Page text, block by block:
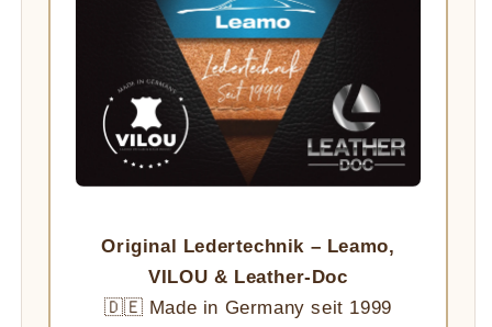
Original Ledertechnik – Leamo,
VILOU & Leather-Doc
🇩🇪 Made in Germany seit 1999